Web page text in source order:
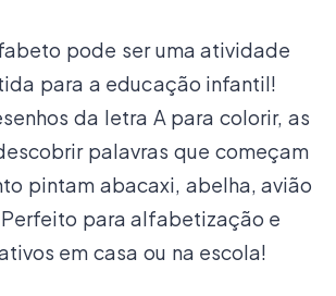
pode ser uma atividade
para a educação infantil!
da letra A para colorir, as
palavras que começam
pintam abacaxi, abelha, avião
para alfabetização e
em casa ou na escola!